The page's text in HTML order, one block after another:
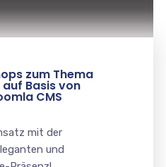
zum Thema
auf Basis von
CMS
mit der
und